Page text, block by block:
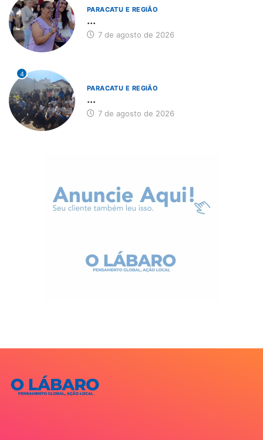
PARACATU E REGIÃO
...
7 de agosto de 2026
4
PARACATU E REGIÃO
...
7 de agosto de 2026